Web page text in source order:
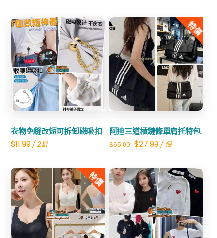
was:
$45.00.
is:
$28.99.
was:
$80.00.
is:
$27.99.
衣物免縫改短可拆卸磁吸扣
$11.99 / 2對
Share
特價
阿迪三道槓鏈條單肩托特包
$65.00 Original
was:
$65.00.
$27.99Current
is:
$27.99.
/ 個
Share
特價
Share
Share